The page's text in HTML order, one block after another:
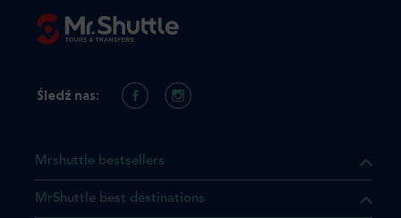
Mrshuttle bestsellers
MrShuttle best destinations
Śledź nas: